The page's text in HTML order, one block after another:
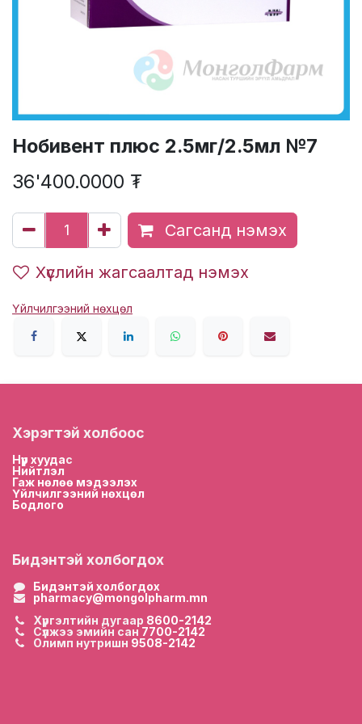
Нобивент плюс 2.5мг/2.5мл №7
36'400.0000 ₮
Сагсанд нэмэх
Хүслийн жагсаалтад нэмэх
Үйлчилгээний нөхцөл
Хэрэгтэй холбоос
Нүүр хуудас
Нийтлэл
Гаж нөлөө мэдээлэх
Үйлчилгээний нөхцөл
Бодлого
Бидэнтэй холбогдох
Бидэнтэй холбогдох
pharmacy@mongolpharm.mn
Хүргэлтийн дугаар 8600-2142
Сүлжээ эмийн сан 7700-2142
Олимп нутришн 9508-2142